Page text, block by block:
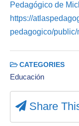
Pedagógico de
https://
pedagogico/public/
CATEGORIES
Educación
Share